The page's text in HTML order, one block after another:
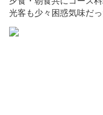
光客も少々困惑気味だっ